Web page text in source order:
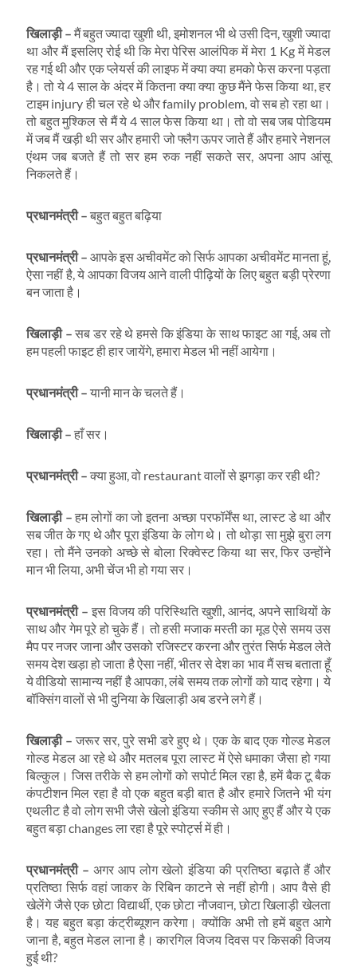
खिलाड़ी – मैं बहुत ज्यादा खुशी थी, इमोशनल भी थे उसी दिन, खुशी ज्यादा
था और मैं इसलिए रोई थी कि मेरा पेरिस आलंपिक में मेरा 1 Kg में मेडल
रह गई थी और एक प्लेयर्स की लाइफ में क्या क्या हमको फेस करना पड़ता
है। तो ये 4 साल के अंदर में कितना क्या क्या कुछ मैंने फेस किया था, हर
टाइम injury ही चल रहे थे और family problem, वो सब हो रहा था।
तो बहुत मुश्किल से मैं ये 4 साल फेस किया था। तो वो सब जब पोडियम
में जब मैं खड़ी थी सर और हमारी जो फ्लैग ऊपर जाते हैं और हमारे नेशनल
एंथम जब बजते हैं तो सर हम रुक नहीं सकते सर, अपना आप आंसू
निकलते हैं।
प्रधानमंत्री – बहुत बहुत बढ़िया
प्रधानमंत्री – आपके इस अचीवमेंट को सिर्फ आपका अचीवमेंट मानता हूं,
ऐसा नहीं है, ये आपका विजय आने वाली पीढ़ियों के लिए बहुत बड़ी प्रेरणा
बन जाता है।
खिलाड़ी – सब डर रहे थे हमसे कि इंडिया के साथ फाइट आ गई, अब तो
हम पहली फाइट ही हार जायेंगे, हमारा मेडल भी नहीं आयेगा।
प्रधानमंत्री – यानी मान के चलते हैं।
खिलाड़ी – हाँ सर।
प्रधानमंत्री – क्या हुआ, वो restaurant वालों से झगड़ा कर रही थी?
खिलाड़ी – हम लोगों का जो इतना अच्छा परफॉर्मेंस था, लास्ट डे था और
सब जीत के गए थे और पूरा इंडिया के लोग थे। तो थोड़ा सा मुझे बुरा लग
रहा। तो मैंने उनको अच्छे से बोला रिक्वेस्ट किया था सर, फिर उन्होंने
मान भी लिया, अभी चेंज भी हो गया सर।
प्रधानमंत्री – इस विजय की परिस्थिति खुशी, आनंद, अपने साथियों के
साथ और गेम पूरे हो चुके हैं। तो हसी मजाक मस्ती का मूड ऐसे समय उस
मैप पर नजर जाना और उसको रजिस्टर करना और तुरंत सिर्फ मेडल लेते
समय देश खड़ा हो जाता है ऐसा नहीं, भीतर से देश का भाव मैं सच बताता हूँ
ये वीडियो सामान्य नहीं है आपका, लंबे समय तक लोगों को याद रहेगा। ये
बॉक्सिंग वालों से भी दुनिया के खिलाड़ी अब डरने लगे हैं।
खिलाड़ी – जरूर सर, पुरे सभी डरे हुए थे। एक के बाद एक गोल्ड मेडल
गोल्ड मेडल आ रहे थे और मतलब पूरा लास्ट में ऐसे धमाका जैसा हो गया
बिल्कुल। जिस तरीके से हम लोगों को सपोर्ट मिल रहा है, हमें बैक टू बैक
कंपटीशन मिल रहा है वो एक बहुत बड़ी बात है और हमारे जितने भी यंग
एथलीट है वो लोग सभी जैसे खेलो इंडिया स्कीम से आए हुए हैं और ये एक
बहुत बड़ा changes ला रहा है पूरे स्पोर्ट्स में ही।
प्रधानमंत्री – अगर आप लोग खेलो इंडिया की प्रतिष्ठा बढ़ाते हैं और
प्रतिष्ठा सिर्फ वहां जाकर के रिबिन काटने से नहीं होगी। आप वैसे ही
खेलेंगे जैसे एक छोटा विद्यार्थी, एक छोटा नौजवान, छोटा खिलाड़ी खेलता
है। यह बहुत बड़ा कंट्रीब्यूशन करेगा। क्योंकि अभी तो हमें बहुत आगे
जाना है, बहुत मेडल लाना है। कारगिल विजय दिवस पर किसकी विजय
हुई थी?